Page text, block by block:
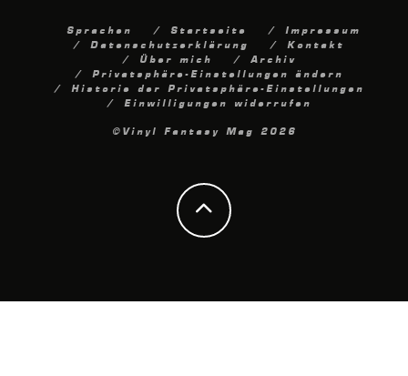
Sprachen Startseite Impressum
Datenschutzerklärung Kontakt
Über mich Archiv
Privatsphäre-Einstellungen ändern
Historie der Privatsphäre-Einstellungen
Einwilligungen widerrufen
©Vinyl Fantasy Mag 2026